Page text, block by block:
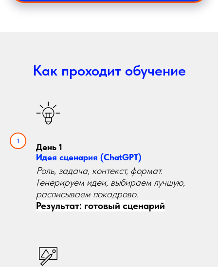
Как проходит обучение
День 1
Идея сценария (ChatGPT)
Роль, задача, контекст, формат.
Генерируем идеи, выбираем лучшую,
расписываем покадрово.
Результат: готовый сценарий